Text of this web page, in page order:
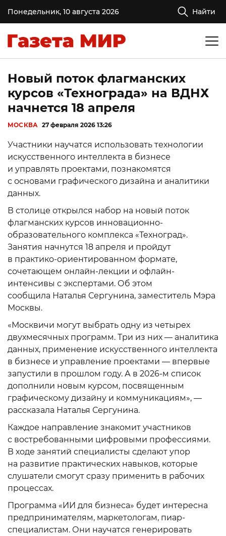
Понедельник, 10 августа 2026 Найти
Новый поток флагманских
курсов «Технограда» на ВДНХ
начнется 18 апреля
МОСКВА 27 февраля 2026 13:26
Участники научатся использовать технологии
искусственного интеллекта в бизнесе
и управлять проектами, познакомятся
с основами графического дизайна и аналитики
данных.
В столице открылся набор на новый поток
флагманских курсов инновационно-
образовательного комплекса «Техноград».
Занятия начнутся 18 апреля и пройдут
в практико-ориентированном формате,
сочетающем онлайн-лекции и офлайн-
интенсивы с экспертами. Об этом
сообщила Наталья Сергунина, заместитель Мэра
Москвы.
«Москвичи могут выбрать одну из четырех
двухмесячных программ. Три из них — аналитика
данных, применение искусственного интеллекта
в бизнесе и управление проектами — впервые
запустили в прошлом году. А в 2026-м список
дополнили новым курсом, посвященным
графическому дизайну и коммуникациям», —
рассказала Наталья Сергунина.
Каждое направление знакомит участников
с востребованными цифровыми профессиями.
В ходе занятий специалисты сделают упор
на развитие практических навыков, которые
слушатели смогут сразу применить в рабочих
процессах.
Программа «ИИ для бизнеса» будет интересна
предпринимателям, маркетологам, пиар-
специалистам. Они научатся генерировать